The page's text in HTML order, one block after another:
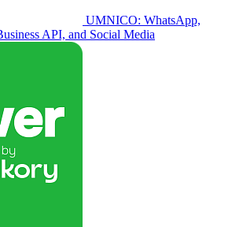
UMNICO: WhatsApp,
API, and Social Media